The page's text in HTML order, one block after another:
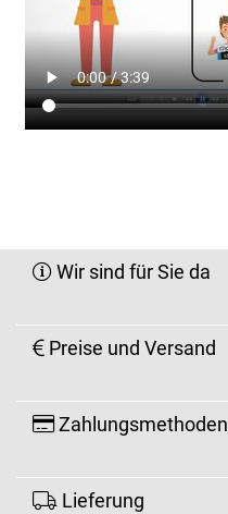
Wir sind für Sie da
Preise und Versand
Zahlungsmethoden
Lieferung